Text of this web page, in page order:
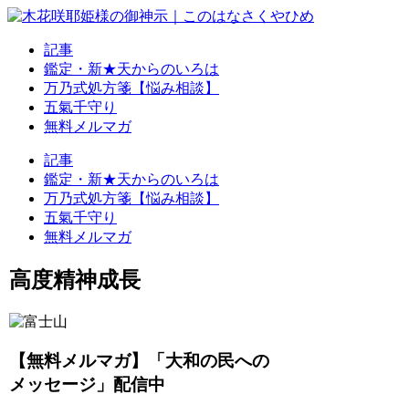
記事
鑑定・新★天からのいろは
万乃式処方箋【悩み相談】
五氣千守り
無料メルマガ
記事
鑑定・新★天からのいろは
万乃式処方箋【悩み相談】
五氣千守り
無料メルマガ
高度精神成長
【無料メルマガ】「大和の民への
メッセージ」配信中